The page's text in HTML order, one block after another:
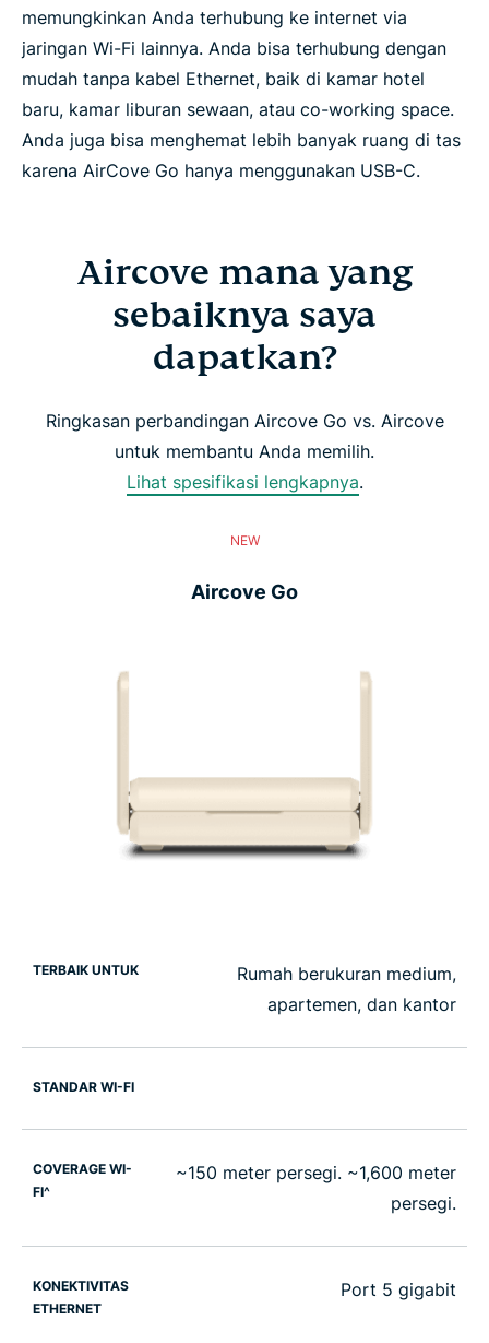
memungkinkan Anda terhubung ke internet via
jaringan Wi-Fi lainnya. Anda bisa terhubung dengan
mudah tanpa kabel Ethernet, baik di kamar hotel
baru, kamar liburan sewaan, atau co-working space.
Anda juga bisa menghemat lebih banyak ruang di tas
karena AirCove Go hanya menggunakan USB-C.
Aircove mana yang
sebaiknya saya
dapatkan?
Ringkasan perbandingan Aircove Go vs. Aircove
untuk membantu Anda memilih.
Lihat spesifikasi lengkapnya.
NEW
Aircove Go
TERBAIK UNTUK
Rumah berukuran medium,
apartemen, dan kantor
STANDAR WI-FI
COVERAGE WI-
FI^
~150 meter persegi. ~1,600 meter
persegi.
KONEKTIVITAS
ETHERNET
Port 5 gigabit